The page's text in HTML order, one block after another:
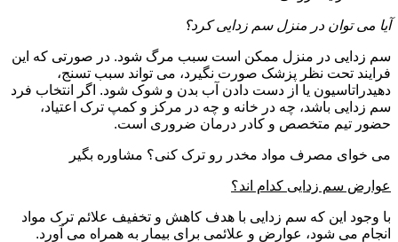
آیا می توان در منزل سم زدایی کرد؟
سم زدایی در منزل ممکن است سبب مرگ شود. در صورتی که این
فرایند تحت نظر پزشک صورت نگیرد، می تواند سبب تسنج،
دهیدراتاسیون یا از دست دادن آب بدن و شوک شود. اگر انتخاب فرد
سم زدایی باشد، چه در خانه و چه در مرکز و کمپ ترک اعتیاد،
حضور تیم متخصص و کادر درمان ضروری است.
می خوای مصرف مواد مخدر رو ترک کنی؟ مشاوره بگیر
عوارض سم زدایی کدام اند؟
با وجود این که سم زدایی با هدف کاهش و تخفیف علائم ترک مواد
انجام می شود، عوارض و علائمی برای بیمار به همراه می آورد.